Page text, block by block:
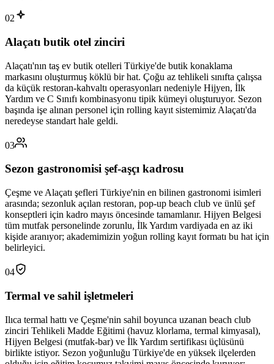
02
Alaçatı butik otel zinciri
Alaçatı'nın taş ev butik otelleri Türkiye'de butik konaklama
markasını oluşturmuş köklü bir hat. Çoğu az tehlikeli sınıfta çalışsa
da küçük restoran-kahvaltı operasyonları nedeniyle Hijyen, İlk
Yardım ve C Sınıfı kombinasyonu tipik kümeyi oluşturuyor. Sezon
başında işe alınan personel için rolling kayıt sistemimiz Alaçatı'da
neredeyse standart hale geldi.
03
Sezon gastronomisi şef-aşçı kadrosu
Çeşme ve Alaçatı şefleri Türkiye'nin en bilinen gastronomi isimleri
arasında; sezonluk açılan restoran, pop-up beach club ve ünlü şef
konseptleri için kadro mayıs öncesinde tamamlanır. Hijyen Belgesi
tüm mutfak personelinde zorunlu, İlk Yardım vardiyada en az iki
kişide aranıyor; akademimizin yoğun rolling kayıt formatı bu hat için
belirleyici.
04
Termal ve sahil işletmeleri
Ilıca termal hattı ve Çeşme'nin sahil boyunca uzanan beach club
zinciri Tehlikeli Madde Eğitimi (havuz klorlama, termal kimyasal),
Hijyen Belgesi (mutfak-bar) ve İlk Yardım sertifikası üçlüsünü
birlikte istiyor. Sezon yoğunluğu Türkiye'de en yüksek ilçelerden